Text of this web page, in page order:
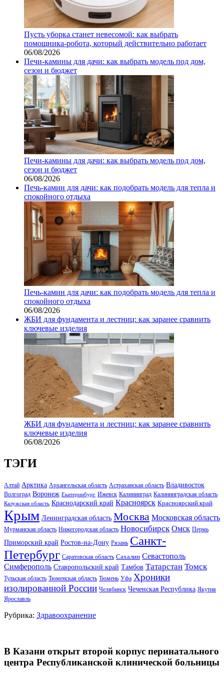
Пусть уборка станет невесомой: как выбрать
помощника‑робота, который действительно работает
06/08/2026
Печи-камины для дачи: как выбрать модель под дом,
сезон и бюджет
Печи-камины для дачи: как выбрать модель под дом,
сезон и бюджет
06/08/2026
Печь-камин для дачи: как подобрать модель для тепла и
спокойного отдыха
Печь-камин для дачи: как подобрать модель для тепла и
спокойного отдыха
06/08/2026
ЖБИ для фундамента и лестниц: как заранее сравнить
ключевые изделия
ЖБИ для фундамента и лестниц: как заранее сравнить
ключевые изделия
06/08/2026
ТЭГИ
Алтай Арктика Архангельская область Астраханская область Владивосток
Волгоград Воронеж Екатеринбург Ижевск Калининград Калининградская область
Калужская область Краснодарский край Красноярск Красноярский край
Крым Ленинградская область Москва Московская область
Мурманская область Нижегородская область Новосибирск Омск Пермь
Приморский край Ростов-на-Дону Рязань Санкт-
Петербург Саратовская область Сахалин Севастополь
Симферополь Ставропольский край Тамбов Татарстан Томск
Тульская область Тюменская область Тюмень Уфа Хроники
изолированной России Челябинск Чеченская Республика Якутия
Ярославль
Рубрика: Здравоохранение
В Казани открыт второй корпус перинатального
центра Республиканской клинической больницы